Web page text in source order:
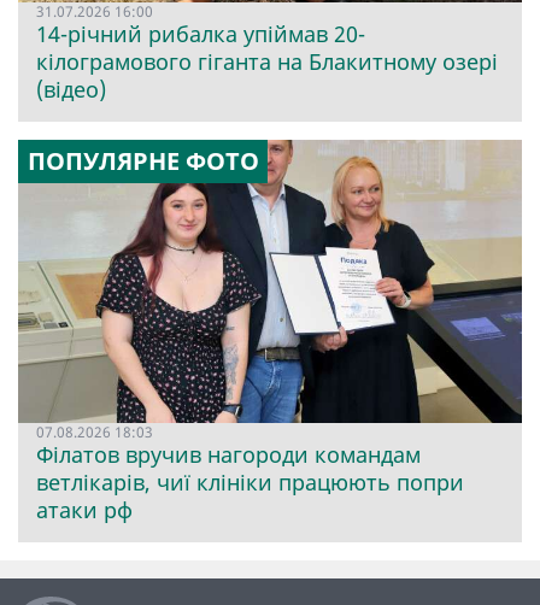
31.07.2026 16:00
14-річний рибалка упіймав 20-
кілограмового гіганта на Блакитному озері
(відео)
ПОПУЛЯРНЕ ФОТО
07.08.2026 18:03
Філатов вручив нагороди командам
ветлікарів, чиї клініки працюють попри
атаки рф